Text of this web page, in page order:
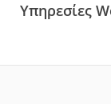
Υπηρεσίες